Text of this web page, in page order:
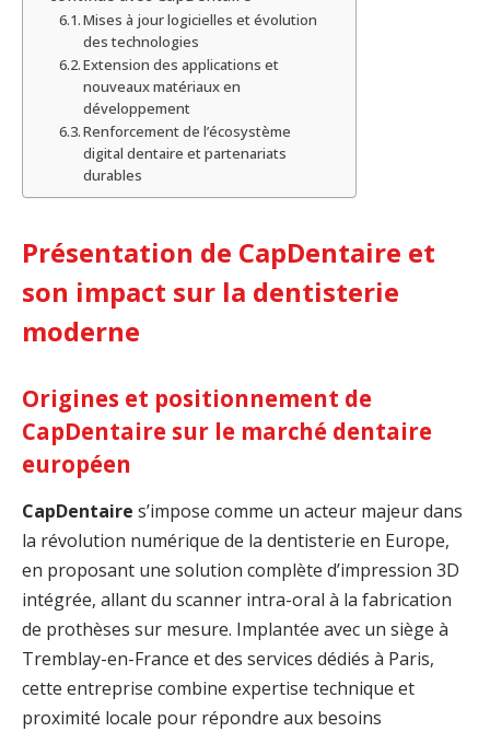
Mises à jour logicielles et évolution
des technologies
Extension des applications et
nouveaux matériaux en
développement
Renforcement de l’écosystème
digital dentaire et partenariats
durables
Présentation de CapDentaire et
son impact sur la dentisterie
moderne
Origines et positionnement de
CapDentaire sur le marché dentaire
européen
CapDentaire s’impose comme un acteur majeur dans
la révolution numérique de la dentisterie en Europe,
en proposant une solution complète d’impression 3D
intégrée, allant du scanner intra-oral à la fabrication
de prothèses sur mesure. Implantée avec un siège à
Tremblay-en-France et des services dédiés à Paris,
cette entreprise combine expertise technique et
proximité locale pour répondre aux besoins